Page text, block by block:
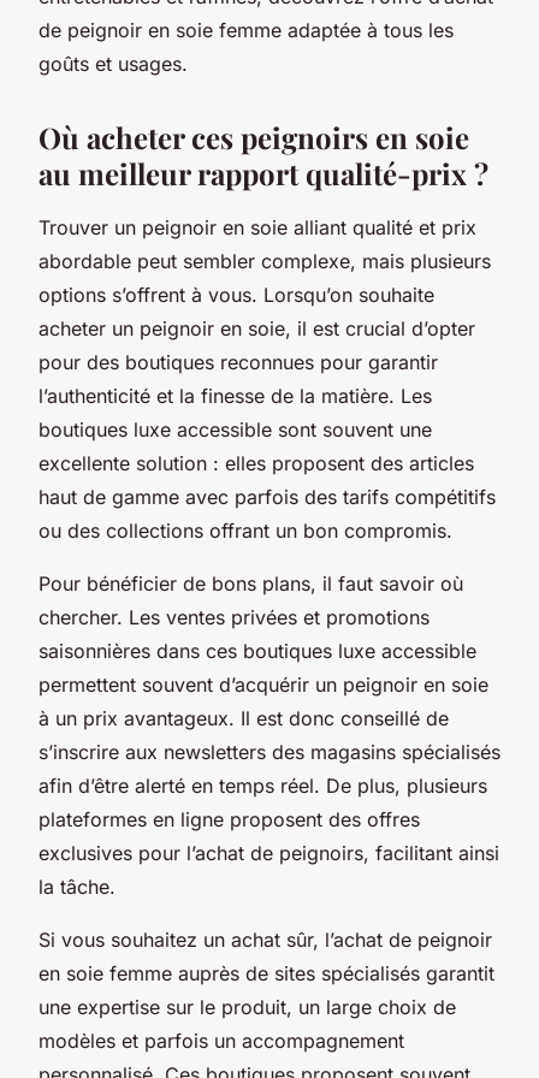
de peignoir en soie femme adaptée à tous les
goûts et usages.
Où acheter ces peignoirs en soie
au meilleur rapport qualité-prix ?
Trouver un peignoir en soie alliant qualité et prix
abordable peut sembler complexe, mais plusieurs
options s’offrent à vous. Lorsqu’on souhaite
acheter un peignoir en soie, il est crucial d’opter
pour des boutiques reconnues pour garantir
l’authenticité et la finesse de la matière. Les
boutiques luxe accessible sont souvent une
excellente solution : elles proposent des articles
haut de gamme avec parfois des tarifs compétitifs
ou des collections offrant un bon compromis.
Pour bénéficier de bons plans, il faut savoir où
chercher. Les ventes privées et promotions
saisonnières dans ces boutiques luxe accessible
permettent souvent d’acquérir un peignoir en soie
à un prix avantageux. Il est donc conseillé de
s’inscrire aux newsletters des magasins spécialisés
afin d’être alerté en temps réel. De plus, plusieurs
plateformes en ligne proposent des offres
exclusives pour l’achat de peignoirs, facilitant ainsi
la tâche.
Si vous souhaitez un achat sûr, l’achat de peignoir
en soie femme auprès de sites spécialisés garantit
une expertise sur le produit, un large choix de
modèles et parfois un accompagnement